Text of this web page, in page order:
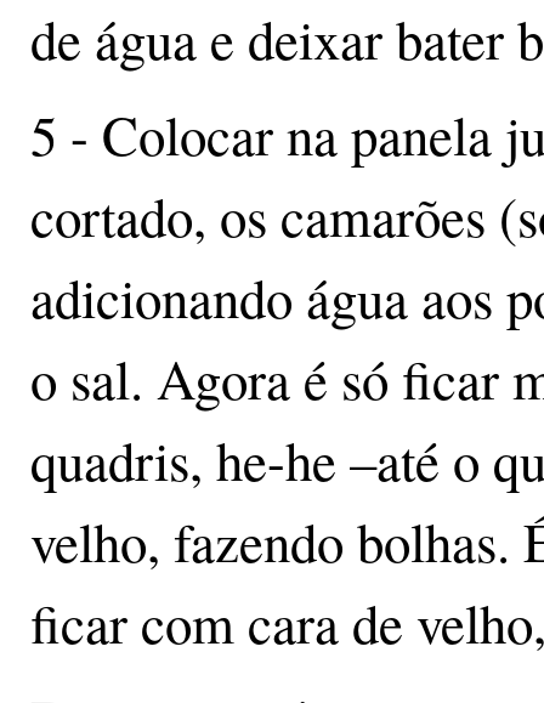
de água e deixar bater
5 - Colocar na panela
cortado, os camarões
adicionando água aos
o sal. Agora é só ficar
quadris, he-he –até o
velho, fazendo bolhas.
ficar com cara de